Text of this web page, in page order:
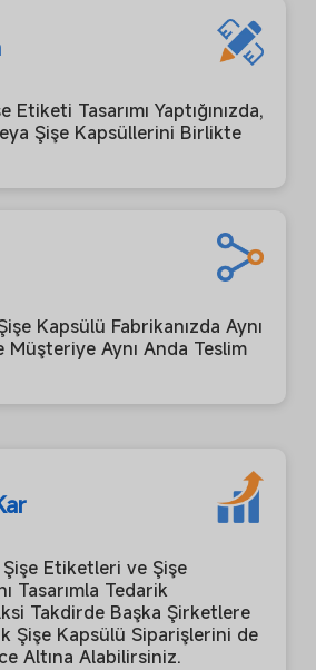
Tasarımı Yaptığınızda,
Şişe Kapsüllerini Birlikte
Kapsülü Fabrikanızda Aynı
Aynı Anda Teslim
Etiketleri ve Şişe
Tasarımla Tedarik
Takdirde Başka Şirketlere
Şişe Kapsülü Siparişlerini de
Altına Alabilirsiniz.